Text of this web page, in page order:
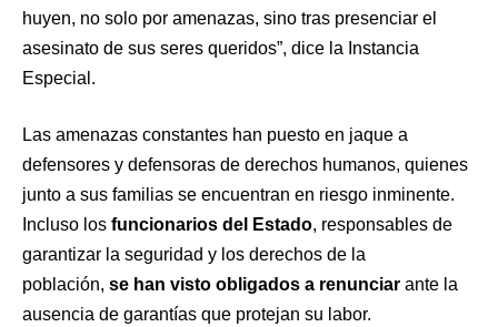
huyen, no solo por amenazas, sino tras presenciar el
asesinato de sus seres queridos”, dice la Instancia
Especial.
Las amenazas constantes han puesto en jaque a
defensores y defensoras de derechos humanos, quienes
junto a sus familias se encuentran en riesgo inminente.
Incluso los funcionarios del Estado, responsables de
garantizar la seguridad y los derechos de la
población, se han visto obligados a renunciar ante la
ausencia de garantías que protejan su labor.